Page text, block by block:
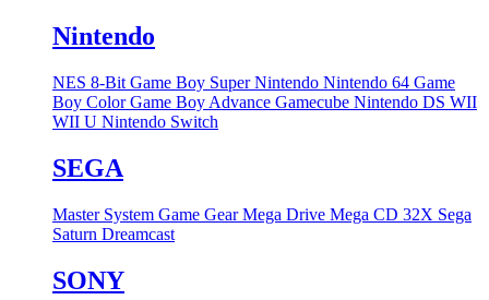
Nintendo
NES 8-Bit Game Boy Super Nintendo Nintendo 64 Game
Boy ColorGame Boy Advance Gamecube Nintendo DS WII
WII U Nintendo Switch
SEGA
Master System Game GearMega Drive Mega CD 32X Sega
Saturn Dreamcast
SONY